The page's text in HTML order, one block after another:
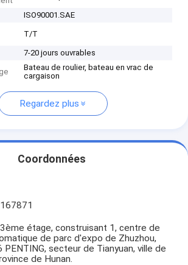
ISO90001.SAE
T/T
7-20 jours ouvrables
Bateau de roulier, bateau en vrac de
cargaison
Regardez plus
Coordonnées
étage, construisant 1, centre de
de parc d'expo de Zhuzhou,
secteur de Tianyuan, ville de
de Hunan.